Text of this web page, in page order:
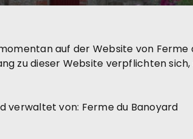
auf der Website von Ferme
zu dieser Website verpflichten
verwaltet von: Ferme du Banoyard